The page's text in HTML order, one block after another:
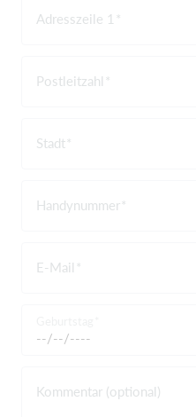
Adresszeile 1
Postleitzahl
Stadt
Handynummer
E-Mail
Kommentar (optional)